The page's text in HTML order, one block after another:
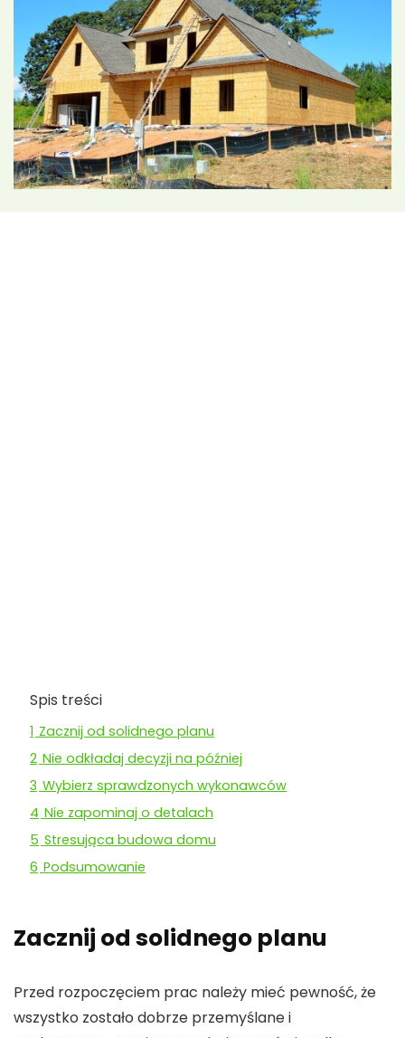
Spis treści
1 Zacznij od solidnego planu
2 Nie odkładaj decyzji na później
3 Wybierz sprawdzonych wykonawców
4 Nie zapominaj o detalach
5 Stresująca budowa domu
6 Podsumowanie
Zacznij od solidnego planu
Przed rozpoczęciem prac należy mieć pewność, że
wszystko zostało dobrze przemyślane i